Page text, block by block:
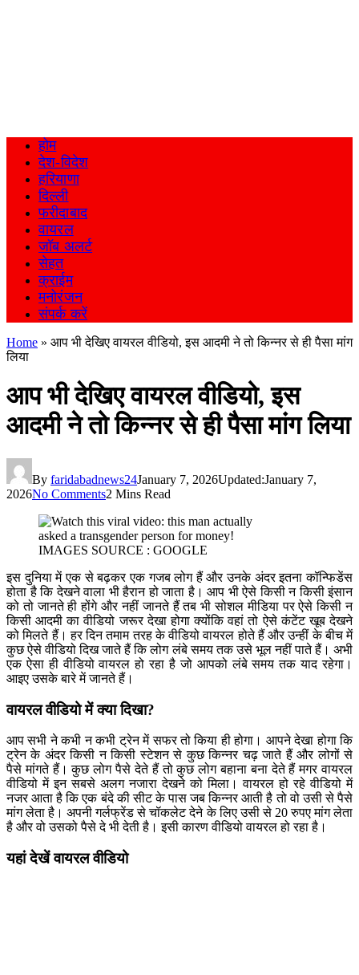
होम
देश-विदेश
हरियाणा
दिल्ली
फरीदाबाद
वायरल
जॉब अलर्ट
सेहत
क्राईम
मनोरंजन
संपर्क करें
Home » आप भी देखिए वायरल वीडियो, इस आदमी ने तो किन्नर से ही पैसा मांग
लिया
आप भी देखिए वायरल वीडियो, इस
आदमी ने तो किन्नर से ही पैसा मांग लिया
By faridabadnews24January 7, 2026Updated:January 7,
2026No Comments2 Mins Read
IMAGES SOURCE : GOOGLE
इस दुनिया में एक से बढ़कर एक गजब लोग हैं और उनके अंदर इतना कॉन्फिडेंस
होता है कि देखने वाला भी हैरान हो जाता है। आप भी ऐसे किसी न किसी इंसान
को तो जानते ही होंगे और नहीं जानते हैं तब भी सोशल मीडिया पर ऐसे किसी न
किसी आदमी का वीडियो जरूर देखा होगा क्योंकि वहां तो ऐसे कंटेंट खूब देखने
को मिलते हैं। हर दिन तमाम तरह के वीडियो वायरल होते हैं और उन्हीं के बीच में
कुछ ऐसे वीडियो दिख जाते हैं कि लोग लंबे समय तक उसे भूल नहीं पाते हैं। अभी
एक ऐसा ही वीडियो वायरल हो रहा है जो आपको लंबे समय तक याद रहेगा।
आइए उसके बारे में जानते हैं।
वायरल वीडियो में क्या दिखा?
आप सभी ने कभी न कभी ट्रेन में सफर तो किया ही होगा। आपने देखा होगा कि
ट्रेन के अंदर किसी न किसी स्टेशन से कुछ किन्नर चढ़ जाते हैं और लोगों से
पैसे मांगते हैं। कुछ लोग पैसे देते हैं तो कुछ लोग बहाना बना देते हैं मगर वायरल
वीडियो में इन सबसे अलग नजारा देखने को मिला। वायरल हो रहे वीडियो में
नजर आता है कि एक बंदे की सीट के पास जब किन्नर आती है तो वो उसी से पैसे
मांग लेता है। अपनी गर्लफ्रेंड से चॉकलेट देने के लिए उसी से 20 रुपए मांग लेता
है और वो उसको पैसे दे भी देती है। इसी कारण वीडियो वायरल हो रहा है।
यहां देखें वायरल वीडियो